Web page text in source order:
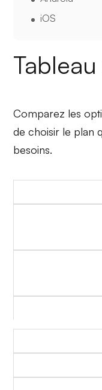
iOS
Comparez les
de choisir le plan
besoins.